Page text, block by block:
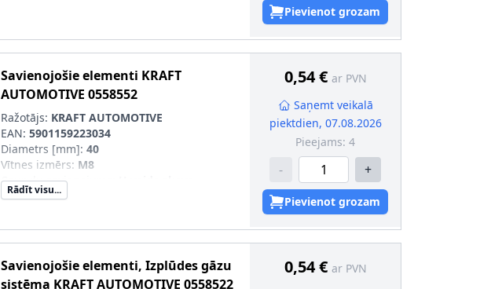
Pievienot grozam
Savienojošie elementi KRAFT
AUTOMOTIVE 0558552
Ražotājs: KRAFT AUTOMOTIVE
EAN: 5901159223034
Diametrs [mm]: 40
Vītnes izmērs: M8
Cauruļu savienojums
Produkcijas numurs
Rādīt visu...
0,54 € ar PVN
Saņemt veikalā
piektdien, 07.08.2026
Pieejams: 4
- +
Pievienot grozam
Savienojošie elementi, Izplūdes gāzu
sistēma KRAFT AUTOMOTIVE 0558522
0,54 € ar PVN